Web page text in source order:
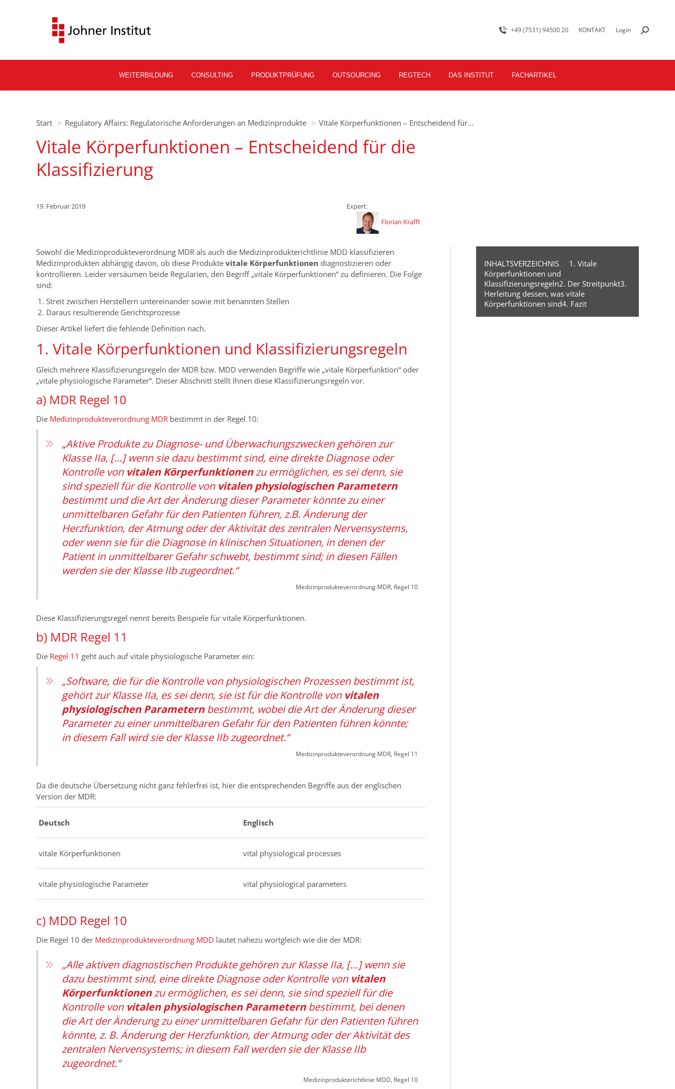
+49 (7531) 94500 20 KONTAKT Login
WEITERBILDUNG CONSULTING PRODUKTPRÜFUNG OUTSOURCING REGTECH DAS INSTITUT FACHARTIKEL
Start
Regulatory Affairs: Regulatorische Anforderungen an Medizinprodukte Vitale Körperfunktionen – Entscheidend für…
Vitale Körperfunktionen – Entscheidend für die
Klassifizierung
19. Februar 2019
Expert:
Florian Krafft
Sowohl die Medizinprodukteverordnung MDR als auch die Medizinprodukterichtlinie MDD klassifizieren
Medizinprodukten abhängig davon, ob diese Produkte vitale Körperfunktionen diagnostizieren oder
kontrollieren. Leider versäumen beide Regularien, den Begriff „vitale Körperfunktionen“ zu definieren. Die Folge
sind:
Streit zwischen Herstellern untereinander sowie mit benannten Stellen
Daraus resultierende Gerichtsprozesse
Dieser Artikel liefert die fehlende Definition nach.
1. Vitale Körperfunktionen und Klassifizierungsregeln
Gleich mehrere Klassifizierungsregeln der MDR bzw. MDD verwenden Begriffe wie „vitale Körperfunktion“ oder
„vitale physiologische Parameter“. Dieser Abschnitt stellt Ihnen diese Klassifizierungsregeln vor.
a) MDR Regel 10
Die Medizinprodukteverordnung MDR bestimmt in der Regel 10:
„Aktive Produkte zu Diagnose- und Überwachungszwecken gehören zur
Klasse IIa, […] wenn sie dazu bestimmt sind, eine direkte Diagnose oder
Kontrolle von vitalen Körperfunktionenzu ermöglichen, es sei denn, sie
sind speziell für die Kontrolle von vitalen physiologischen Parametern
bestimmt und die Art der Änderung dieser Parameter könnte zu einer
unmittelbaren Gefahr für den Patienten führen, z.B. Änderung der
Herzfunktion, der Atmung oder der Aktivität des zentralen Nervensystems,
oder wenn sie für die Diagnose in klinischen Situationen, in denen der
Patient in unmittelbarer Gefahr schwebt, bestimmt sind; in diesen Fällen
werden sie der Klasse IIb zugeordnet.“
Medizinprodukteverordnung MDR, Regel 10
Diese Klassifizierungsregel nennt bereits Beispiele für vitale Körperfunktionen.
b) MDR Regel 11
Die Regel 11 geht auch auf vitale physiologische Parameter ein:
„Software, die für die Kontrolle von physiologischen Prozessen bestimmt ist,
gehört zur Klasse IIa, es sei denn, sie ist für die Kontrolle von vitalen
physiologischen Parameternbestimmt, wobei die Art der Änderung dieser
Parameter zu einer unmittelbaren Gefahr für den Patienten führen könnte;
in diesem Fall wird sie der Klasse IIb zugeordnet.“
Medizinprodukteverordnung MDR, Regel 11
Da die deutsche Übersetzung nicht ganz fehlerfrei ist, hier die entsprechenden Begriffe aus der englischen
Version der MDR:
Deutsch Englisch
vitale Körperfunktionen vital physiological processes
vitale physiologische Parameter vital physiological parameters
c) MDD Regel 10
Die Regel 10 der Medizinprodukteverordnung MDD lautet nahezu wortgleich wie die der MDR:
„Alle aktiven diagnostischen Produkte gehören zur Klasse IIa, […] wenn sie
dazu bestimmt sind, eine direkte Diagnose oder Kontrolle von vitalen
Körperfunktionenzu ermöglichen, es sei denn, sie sind speziell für die
Kontrolle von vitalen physiologischen Parameternbestimmt, bei denen
die Art der Änderung zu einer unmittelbaren Gefahr für den Patienten führen
könnte, z. B. Änderung der Herzfunktion, der Atmung oder der Aktivität des
zentralen Nervensystems; in diesem Fall werden sie der Klasse IIb
zugeordnet.“
Medizinprodukterichtlinie MDD, Regel 10
INHALTSVERZEICHNIS
1. Vitale
Körperfunktionen und
Klassifizierungsregeln2. Der Streitpunkt3.
Herleitung dessen, was vitale
Körperfunktionen sind4. Fazit